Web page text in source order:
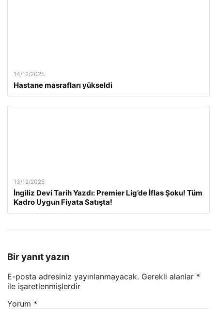
14/12/2025
Hastane masrafları yükseldi
13/12/2025
İngiliz Devi Tarih Yazdı: Premier Lig’de İflas Şoku! Tüm
Kadro Uygun Fiyata Satışta!
Bir yanıt yazın
E-posta adresiniz yayınlanmayacak. Gerekli alanlar *
ile işaretlenmişlerdir
Yorum *